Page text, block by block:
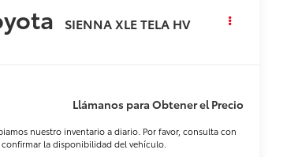
SIENNA XLE TELA HV
Llámanos para Obtener el Precio
nuestro inventario a diario. Por favor, consulta con
la disponibilidad del vehículo.